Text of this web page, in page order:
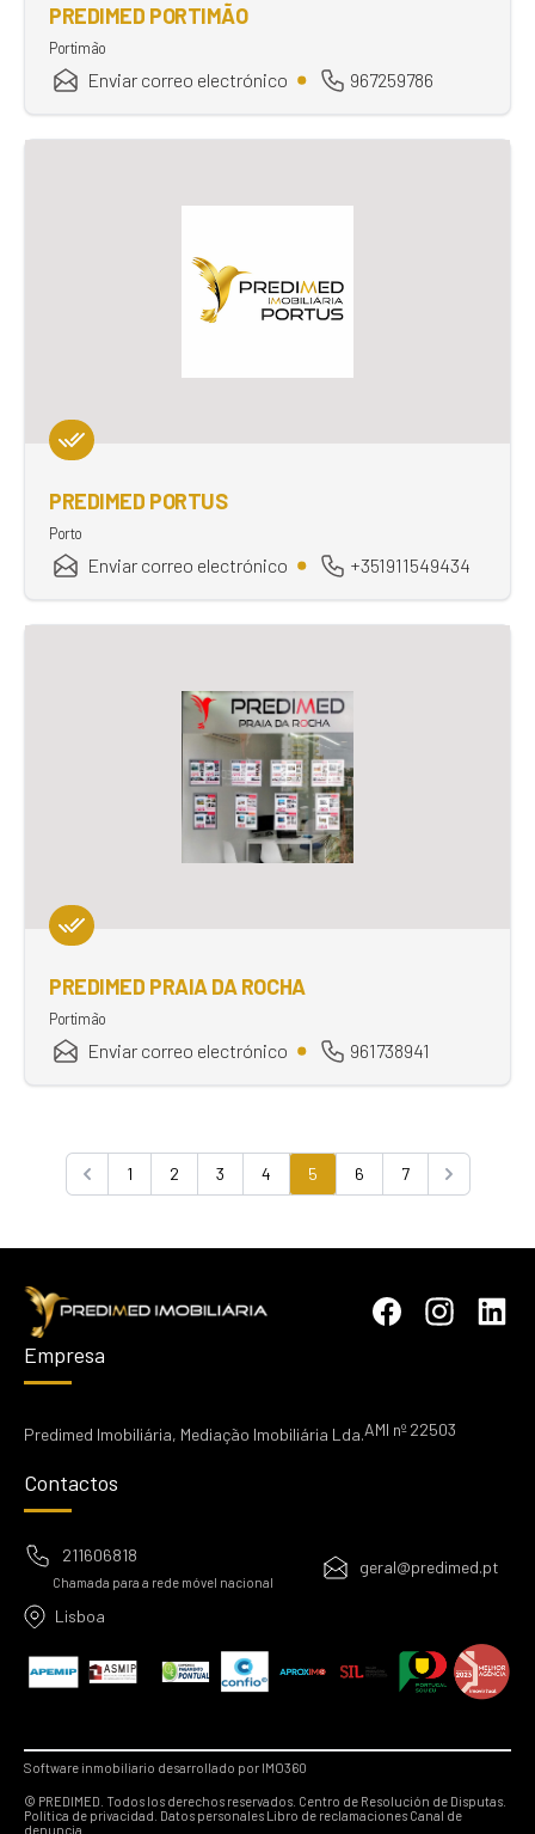
PREDIMED PORTIMÃO
Portimão
Enviar correo electrónico 967259786
PREDIMED PORTUS
Porto
Enviar correo electrónico +351911549434
PREDIMED PRAIA DA ROCHA
Portimão
Enviar correo electrónico 961738941
Previous
1 2 3 4 5 6 7
Next
Empresa
Predimed Imobiliária, Mediação Imobiliária Lda.AMI nº 22503
Contactos
211606818
Chamada para a rede móvel nacional
geral@predimed.pt
Lisboa
Software inmobiliario desarrollado por IMO360
© PREDIMED. Todos los derechos reservados. Centro de Resolución de Disputas.
Política de privacidad. Datos personalesLibro de reclamaciones Canal de
denuncia